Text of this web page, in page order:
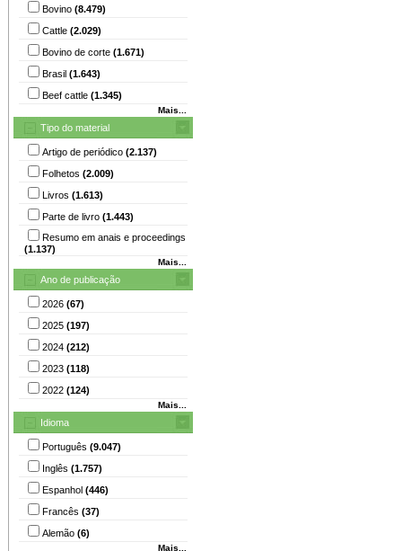
Bovino (8.479)
Cattle (2.029)
Bovino de corte (1.671)
Brasil (1.643)
Beef cattle (1.345)
Mais...
Tipo do material
Artigo de periódico (2.137)
Folhetos (2.009)
Livros (1.613)
Parte de livro (1.443)
Resumo em anais e proceedings
(1.137)
Mais...
Ano de publicação
2026 (67)
2025 (197)
2024 (212)
2023 (118)
2022 (124)
Mais...
Idioma
Português (9.047)
Inglês (1.757)
Espanhol (446)
Francês (37)
Alemão (6)
Mais...